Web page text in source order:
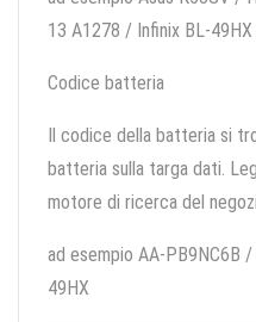
13 A1278 / Infinix BL-49HX
Codice batteria
Il codice della batteria si
batteria sulla targa dati.
motore di ricerca del
ad esempio AA-PB9NC6B
49HX